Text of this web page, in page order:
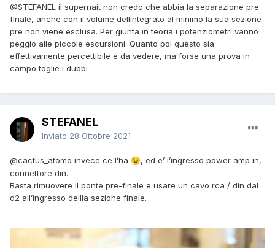
@STEFANEL il supernait non credo che abbia la separazione pre
finale, anche con il volume dellintegrato al minimo la sua sezione
pre non viene esclusa. Per giunta in teoria i potenziometri vanno
peggio alle piccole escursioni. Quanto poi questo sia
effettivamente percettibile è da vedere, ma forse una prova in
campo toglie i dubbi
STEFANEL
Inviato 28 Ottobre 2021
@cactus_atomo invece ce l’ha 😉, ed e’ l’ingresso power amp in,
connettore din.
Basta rimuovere il ponte pre-finale e usare un cavo rca / din dal
d2 all’ingresso dellla sezione finale.